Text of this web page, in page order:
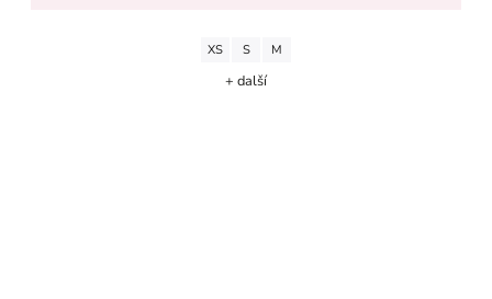
XS S M
+ další